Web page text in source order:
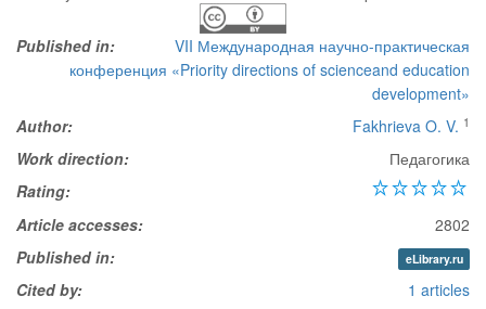
Published in:
VII Международная научно-практическая
конференция «Priority directions of scienceand education
development»
Author:
Fakhrieva O. V. 1
Work direction:
Педагогика
Rating:
Article accesses:
2802
Published in:
eLibrary.ru
Cited by: 1 articles